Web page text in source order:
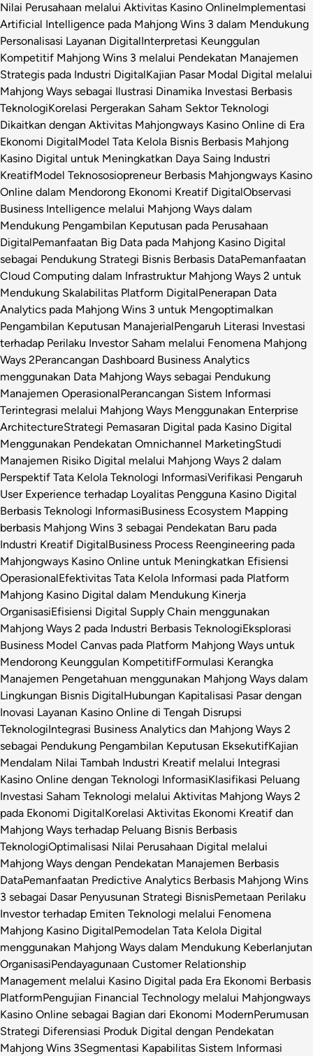
Nilai Perusahaan melalui Aktivitas Kasino OnlineImplementasi
Artificial Intelligence pada Mahjong Wins 3 dalam Mendukung
Personalisasi Layanan DigitalInterpretasi Keunggulan
Kompetitif Mahjong Wins 3 melalui Pendekatan Manajemen
Strategis pada Industri DigitalKajian Pasar Modal Digital melalui
Mahjong Ways sebagai Ilustrasi Dinamika Investasi Berbasis
TeknologiKorelasi Pergerakan Saham Sektor Teknologi
Dikaitkan dengan Aktivitas Mahjongways Kasino Online di Era
Ekonomi DigitalModel Tata Kelola Bisnis Berbasis Mahjong
Kasino Digital untuk Meningkatkan Daya Saing Industri
KreatifModel Teknososiopreneur Berbasis Mahjongways Kasino
Online dalam Mendorong Ekonomi Kreatif DigitalObservasi
Business Intelligence melalui Mahjong Ways dalam
Mendukung Pengambilan Keputusan pada Perusahaan
DigitalPemanfaatan Big Data pada Mahjong Kasino Digital
sebagai Pendukung Strategi Bisnis Berbasis DataPemanfaatan
Cloud Computing dalam Infrastruktur Mahjong Ways 2 untuk
Mendukung Skalabilitas Platform DigitalPenerapan Data
Analytics pada Mahjong Wins 3 untuk Mengoptimalkan
Pengambilan Keputusan ManajerialPengaruh Literasi Investasi
terhadap Perilaku Investor Saham melalui Fenomena Mahjong
Ways 2Perancangan Dashboard Business Analytics
menggunakan Data Mahjong Ways sebagai Pendukung
Manajemen OperasionalPerancangan Sistem Informasi
Terintegrasi melalui Mahjong Ways Menggunakan Enterprise
ArchitectureStrategi Pemasaran Digital pada Kasino Digital
Menggunakan Pendekatan Omnichannel MarketingStudi
Manajemen Risiko Digital melalui Mahjong Ways 2 dalam
Perspektif Tata Kelola Teknologi InformasiVerifikasi Pengaruh
User Experience terhadap Loyalitas Pengguna Kasino Digital
Berbasis Teknologi InformasiBusiness Ecosystem Mapping
berbasis Mahjong Wins 3 sebagai Pendekatan Baru pada
Industri Kreatif DigitalBusiness Process Reengineering pada
Mahjongways Kasino Online untuk Meningkatkan Efisiensi
OperasionalEfektivitas Tata Kelola Informasi pada Platform
Mahjong Kasino Digital dalam Mendukung Kinerja
OrganisasiEfisiensi Digital Supply Chain menggunakan
Mahjong Ways 2 pada Industri Berbasis TeknologiEksplorasi
Business Model Canvas pada Platform Mahjong Ways untuk
Mendorong Keunggulan KompetitifFormulasi Kerangka
Manajemen Pengetahuan menggunakan Mahjong Ways dalam
Lingkungan Bisnis DigitalHubungan Kapitalisasi Pasar dengan
Inovasi Layanan Kasino Online di Tengah Disrupsi
TeknologiIntegrasi Business Analytics dan Mahjong Ways 2
sebagai Pendukung Pengambilan Keputusan EksekutifKajian
Mendalam Nilai Tambah Industri Kreatif melalui Integrasi
Kasino Online dengan Teknologi InformasiKlasifikasi Peluang
Investasi Saham Teknologi melalui Aktivitas Mahjong Ways 2
pada Ekonomi DigitalKorelasi Aktivitas Ekonomi Kreatif dan
Mahjong Ways terhadap Peluang Bisnis Berbasis
TeknologiOptimalisasi Nilai Perusahaan Digital melalui
Mahjong Ways dengan Pendekatan Manajemen Berbasis
DataPemanfaatan Predictive Analytics Berbasis Mahjong Wins
3 sebagai Dasar Penyusunan Strategi BisnisPemetaan Perilaku
Investor terhadap Emiten Teknologi melalui Fenomena
Mahjong Kasino DigitalPemodelan Tata Kelola Digital
menggunakan Mahjong Ways dalam Mendukung Keberlanjutan
OrganisasiPendayagunaan Customer Relationship
Management melalui Kasino Digital pada Era Ekonomi Berbasis
PlatformPengujian Financial Technology melalui Mahjongways
Kasino Online sebagai Bagian dari Ekonomi ModernPerumusan
Strategi Diferensiasi Produk Digital dengan Pendekatan
Mahjong Wins 3Segmentasi Kapabilitas Sistem Informasi